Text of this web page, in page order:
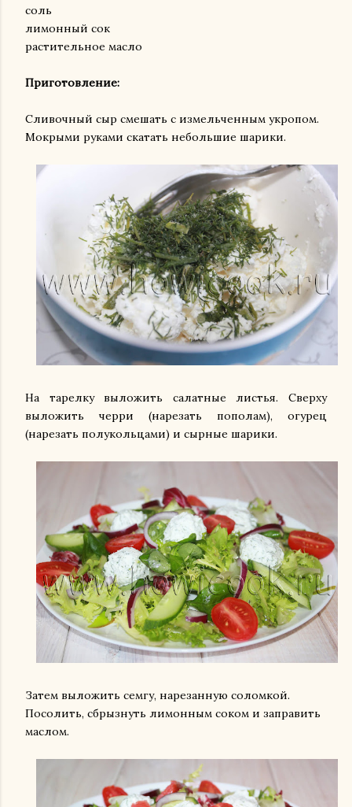
соль
лимонный сок
растительное масло
Приготовление:
Сливочный сыр смешать с измельченным укропом.
Мокрыми руками скатать небольшие шарики.
На тарелку выложить салатные листья. Сверху
выложить черри (нарезать пополам), огурец
(нарезать полукольцами) и сырные шарики.
Затем выложить семгу, нарезанную соломкой.
Посолить, сбрызнуть лимонным соком и заправить
маслом.